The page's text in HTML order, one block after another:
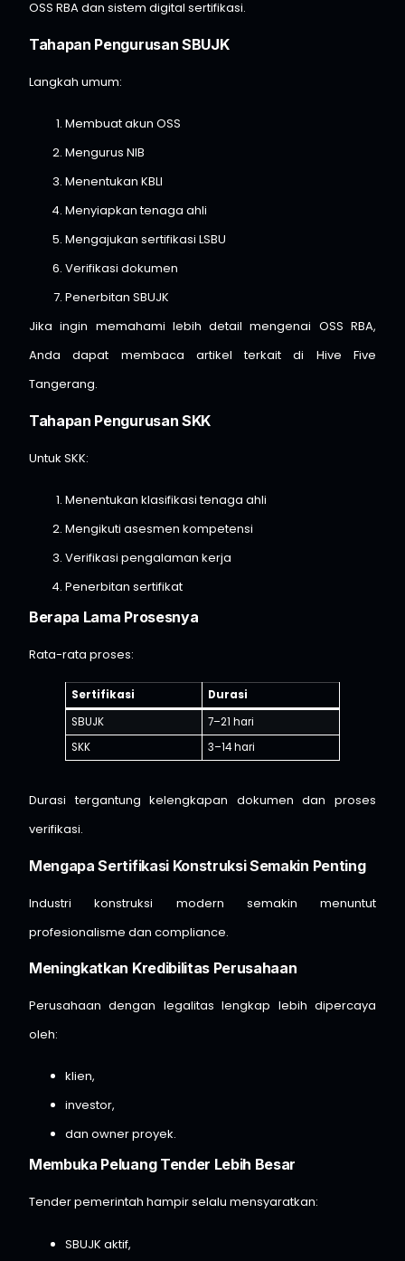
OSS RBA dan sistem digital sertifikasi.
Tahapan Pengurusan SBUJK
Langkah umum:
Membuat akun OSS
Mengurus NIB
Menentukan KBLI
Menyiapkan tenaga ahli
Mengajukan sertifikasi LSBU
Verifikasi dokumen
Penerbitan SBUJK
Jika ingin memahami lebih detail mengenai OSS RBA,
Anda dapat membaca artikel terkait di Hive Five
Tangerang.
Tahapan Pengurusan SKK
Untuk SKK:
Menentukan klasifikasi tenaga ahli
Mengikuti asesmen kompetensi
Verifikasi pengalaman kerja
Penerbitan sertifikat
Berapa Lama Prosesnya
Rata-rata proses:
Sertifikasi
Durasi
SBUJK
7–21 hari
SKK
3–14 hari
Durasi tergantung kelengkapan dokumen dan proses
verifikasi.
Mengapa Sertifikasi Konstruksi Semakin Penting
Industri konstruksi modern semakin menuntut
profesionalisme dan compliance.
Meningkatkan Kredibilitas Perusahaan
Perusahaan dengan legalitas lengkap lebih dipercaya
oleh:
klien,
investor,
dan owner proyek.
Membuka Peluang Tender Lebih Besar
Tender pemerintah hampir selalu mensyaratkan:
SBUJK aktif,